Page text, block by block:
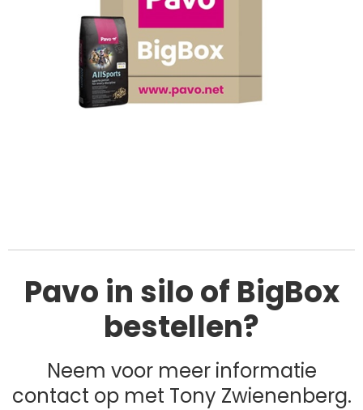
Pavo in silo of BigBox
bestellen?
Neem voor meer informatie
contact op met Tony Zwienenberg.